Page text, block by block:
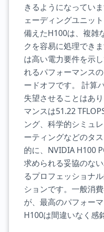
きるようになってい
ェーディングユニッ
備えたH100は、複雑
クを容易に処理でき
は高い電力要件を示
れるパフォーマンス
ードオフです。 計算
失望させることはあ
マンスは51.22
ング、科学的シミュ
ーティングなどのタ
的に、NVIDIA H100
求められる妥協のな
るプロフェッショナ
ションです。一般消
が、最高のパフォー
H100は間違いなく感